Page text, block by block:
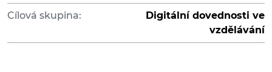
Cílová skupina:
Digitální dovednosti ve
vzdělávání